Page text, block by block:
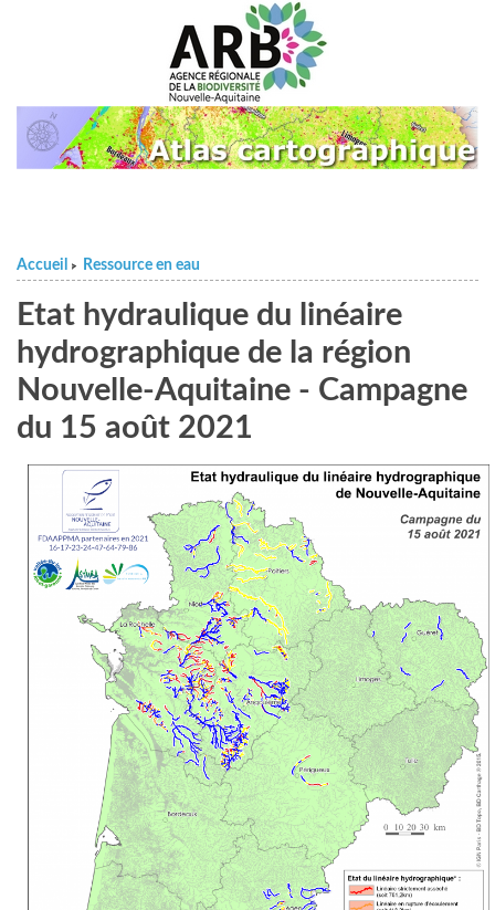
Accueil > Ressource en eau
Etat hydraulique du linéaire
hydrographique de la région
Nouvelle-Aquitaine - Campagne
du 15 août 2021